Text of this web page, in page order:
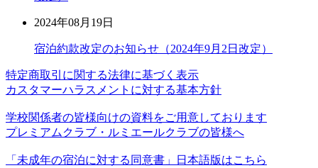
2024年08月19日
宿泊約款改定のお知らせ（2024年9月2日改定）
特定商取引に関する法律に基づく表示
カスタマーハラスメントに対する基本方針
学校関係者の皆様向けの資料をご用意しております
プレミアムクラブ・ルミエールクラブの皆様へ
「未成年の宿泊に対する同意書」日本語版はこちら